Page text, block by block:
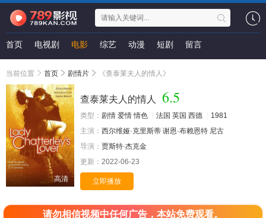
首页 电视剧 电影 综艺 动漫 短剧 留言
当前位置 首页 剧情片 《查泰莱夫人的情人》
高清
查泰莱夫人的情人 6.5
类型： 剧情 爱情 情色 法国 英国 西德
1981
主演： 西尔维娅·克里斯蒂 谢恩·布赖恩特 尼古
导演： 贾斯特·杰克金
更新： 2022-06-23
立即播放
请勿相信视频中任何广告，本站免费观看。